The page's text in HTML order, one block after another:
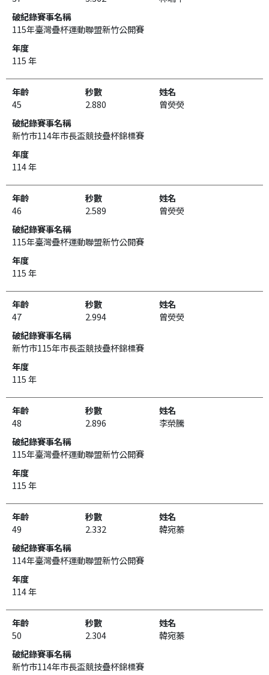
115年臺灣疊杯運動聯盟新竹公開賽
115 年
45 2.880 曾熒熒
新竹市114年市長盃競技疊杯錦標賽
114 年
46 2.589 曾熒熒
115年臺灣疊杯運動聯盟新竹公開賽
115 年
47 2.994 曾熒熒
新竹市115年市長盃競技疊杯錦標賽
115 年
48 2.896 李榮騰
115年臺灣疊杯運動聯盟新竹公開賽
115 年
49 2.332 韓宛蓁
114年臺灣疊杯運動聯盟新竹公開賽
114 年
50 2.304 韓宛蓁
新竹市114年市長盃競技疊杯錦標賽